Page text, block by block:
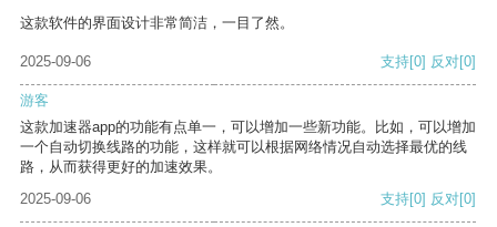
这款软件的界面设计非常简洁，一目了然。
2025-09-06 支持[0] 反对[0]
游客
这款加速器app的功能有点单一，可以增加一些新功能。比如，可以增加
一个自动切换线路的功能，这样就可以根据网络情况自动选择最优的线
路，从而获得更好的加速效果。
2025-09-06
支持[0] 反对[0]